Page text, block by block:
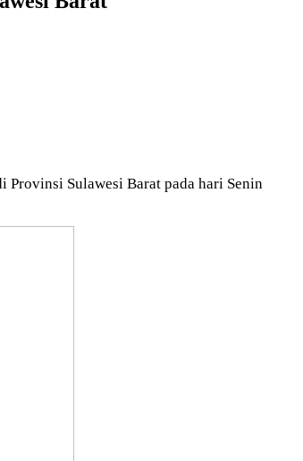
Provinsi Sulawesi Barat pada hari Senin